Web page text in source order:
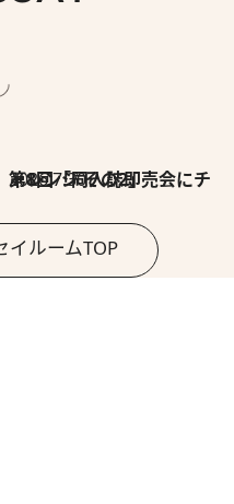
2026.7.30
第8回「同人誌即売会にチャレンジ その2」
イルームTOP